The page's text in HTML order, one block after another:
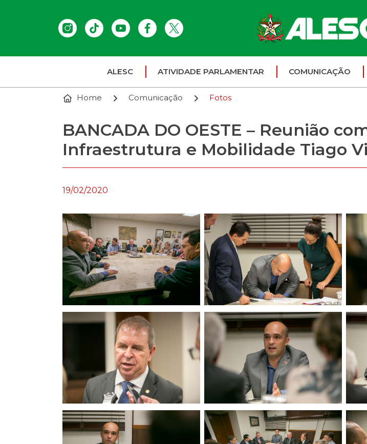
ALESC ATIVIDADE PARLAMENTAR COMUNICAÇÃO
Home Comunicação Fotos
BANCADA DO OESTE – Reunião
Infraestrutura e Mobilidade Tiago
19/02/2020